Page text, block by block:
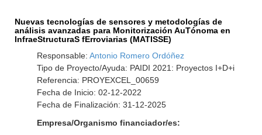
Nuevas tecnologías de sensores y metodologías de
análisis avanzadas para Monitorización AuTónoma en
InfraeStructuraS fErroviarias (MATISSE)
Responsable: Antonio Romero Ordóñez
Tipo de Proyecto/Ayuda: PAIDI 2021: Proyectos I+D+i
Referencia: PROYEXCEL_00659
Fecha de Inicio: 02-12-2022
Fecha de Finalización: 31-12-2025
Empresa/Organismo financiador/es: